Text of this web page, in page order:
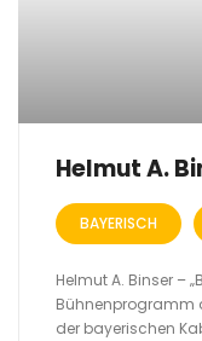
Helmut A.
BAYERISCH
Helmut A. Binser –
Bühnenprogramm
der bayerischen